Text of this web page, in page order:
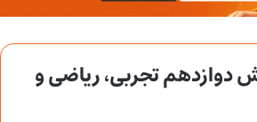
دوازدهم تجربی، ریاضی و